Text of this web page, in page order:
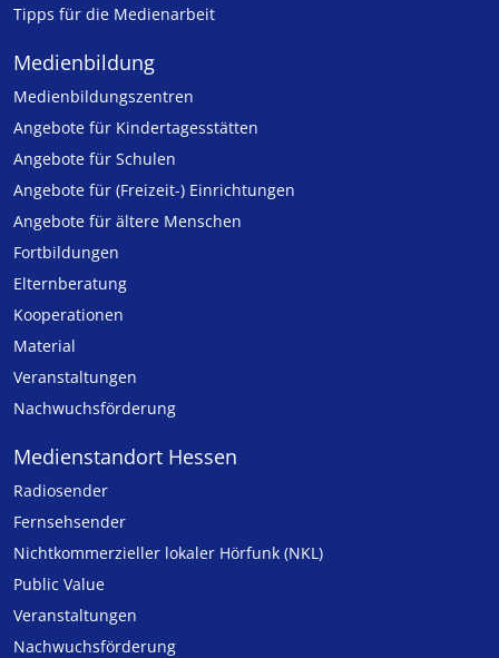
Tipps für die Medienarbeit
Medienbildung
Medien­bildungs­zentren
Angebote für Kinder­tages­stätten
Angebote für Schulen
Angebote für (Freizeit-) Ein­rich­tungen
Angebote für ältere Menschen
Fortbildungen
Elternberatung
Kooperationen
Material
Veranstaltungen
Nachwuchsförderung
Medienstandort Hessen
Radiosender
Fernsehsender
Nicht­kommer­zieller lo­ka­ler Hör­funk (NKL)
Public Value
Veranstaltungen
Nachwuchsförderung